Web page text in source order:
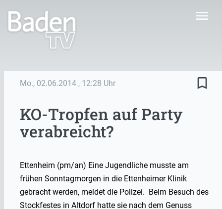
menu
Mo., 02.06.2014 , 12:28 Uhr bookmark_border
KO-Tropfen auf Party
verabreicht?
Ettenheim (pm/an) Eine Jugendliche musste am
frühen Sonntagmorgen in die Ettenheimer Klinik
gebracht werden, meldet die Polizei. Beim Besuch des
Stockfestes in Altdorf hatte sie nach dem Genuss